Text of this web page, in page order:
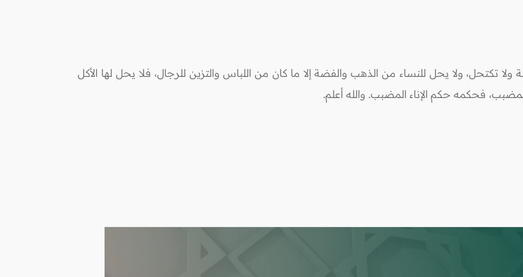
تكتحل، ولا يحل للنساء من الذهب والفضة إلا ما كان من اللباس والتزين للرجال، فلا يحل لها الأكل
فحكمه حكم الإناء المضبب. والله أعلم.